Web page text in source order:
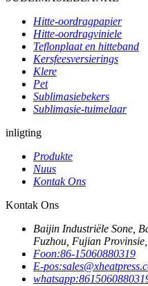
Hitte-oordragpapier
Hitte-oordragviniele
Teflonplaat en hitteband
Kersfeesversierings
Klere
Pet
Sublimasiebekers
Sublimasie-tuimelaar
inligting
Produkte
Nuus
Kontak Ons
Kontak Ons
Baijin Industriële Sone,
Fuzhou, Fujian
Foon:86-15060880319
E-pos:
whatsapp: